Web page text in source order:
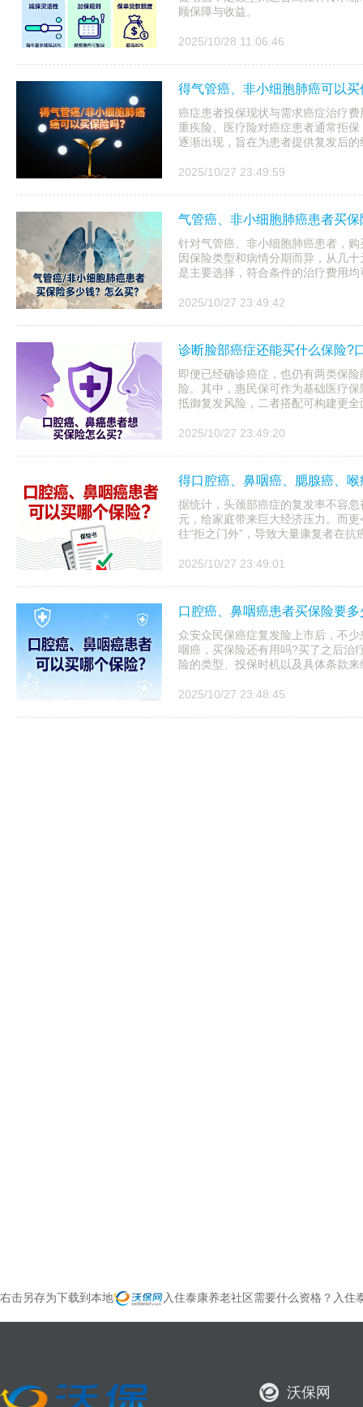
顾保障与收益。
2025/10/28 11:06:46
得气管癌、非小细胞肺癌可以
癌症患者投保现状与需求癌症治疗
重疾险、医疗险对癌症患者通常拒
逐渐出现，旨在为患者提供复发后的
2025/10/27 23:49:59
气管癌、非小细胞肺癌患者买
针对气管癌、非小细胞肺癌患者，
因保险类型和病情分期而异，从几
是主要选择，符合条件的治疗费用
2025/10/27 23:49:42
诊断脸部癌症还能买什么保险?
即便已经确诊癌症，也仍有两类保
险。其中，惠民保可作为基础医疗
抵御复发风险，二者搭配可构建更
2025/10/27 23:49:20
得口腔癌、鼻咽癌、腮腺癌、
据统计，头颈部癌症的复发率不容
元，给家庭带来巨大经济压力。而
往“拒之门外”，导致大量康复者在抗
2025/10/27 23:49:01
口腔癌、鼻咽癌患者买保险要
众安众民保癌症复发险上市后，不
咽癌，买保险还有用吗?买了之后治
险的类型、投保时机以及具体条款
2025/10/27 23:48:45
右击另存为下载到本地 入住泰康养老社区需要什么资格？入住
沃保网